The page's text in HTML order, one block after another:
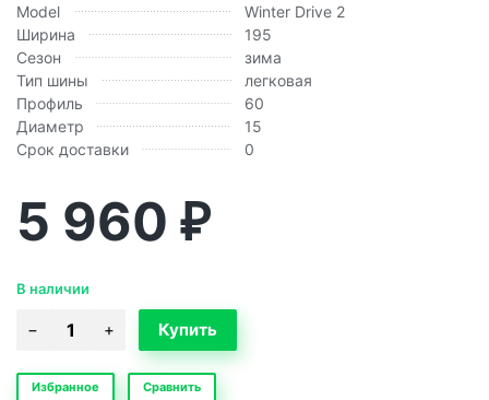
Model
Winter Drive 2
Ширина
195
Сезон
зима
Тип шины
легковая
Профиль
60
Диаметр
15
Срок доставки
0
5 960 ₽
В наличии
Избранное Сравнить